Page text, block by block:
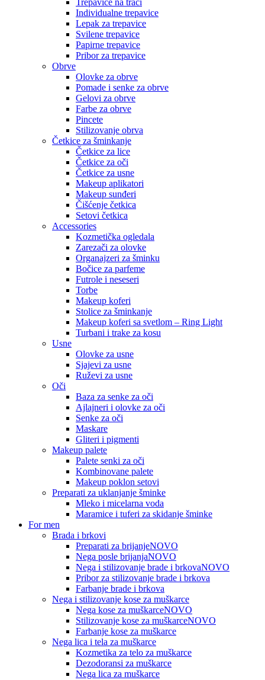
Trepavice na traci
Individualne trepavice
Lepak za trepavice
Svilene trepavice
Papirne trepavice
Pribor za trepavice
Obrve
Olovke za obrve
Pomade i senke za obrve
Gelovi za obrve
Farbe za obrve
Pincete
Stilizovanje obrva
Četkice za šminkanje
Četkice za lice
Četkice za oči
Četkice za usne
Makeup aplikatori
Makeup sunđeri
Čišćenje četkica
Setovi četkica
Accessories
Kozmetička ogledala
Zarezači za olovke
Organajzeri za šminku
Bočice za parfeme
Futrole i neseseri
Torbe
Makeup koferi
Stolice za šminkanje
Makeup koferi sa svetlom – Ring Light
Turbani i trake za kosu
Usne
Olovke za usne
Sjajevi za usne
Ruževi za usne
Oči
Baza za senke za oči
Ajlajneri i olovke za oči
Senke za oči
Maskare
Gliteri i pigmenti
Makeup palete
Palete senki za oči
Kombinovane palete
Makeup poklon setovi
Preparati za uklanjanje šminke
Mleko i micelarna voda
Maramice i tuferi za skidanje šminke
For men
Brada i brkovi
Preparati za brijanjeNOVO
Nega posle brijanjaNOVO
Nega i stilizovanje brade i brkovaNOVO
Pribor za stilizovanje brade i brkova
Farbanje brade i brkova
Nega i stilizovanje kose za muškarce
Nega kose za muškarceNOVO
Stilizovanje kose za muškarceNOVO
Farbanje kose za muškarce
Nega lica i tela za muškarce
Kozmetika za telo za muškarce
Dezodoransi za muškarce
Nega lica za muškarce